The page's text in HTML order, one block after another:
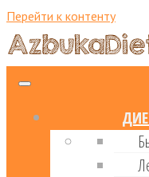
Перейти к контенту